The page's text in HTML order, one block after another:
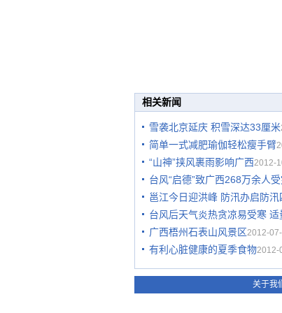
相关新闻
雪袭北京延庆 积雪深达33厘米
简单一式减肥瑜伽轻松瘦手臂
“山神”挟风裹雨影响广西2012-
台风“启德”致广西268万余人
邕江今日迎洪峰 防汛办启防汛
台风后天气炎热贪凉易受寒
广西梧州石表山风景区2012-
有利心脏健康的夏季食物2012-
关于我们